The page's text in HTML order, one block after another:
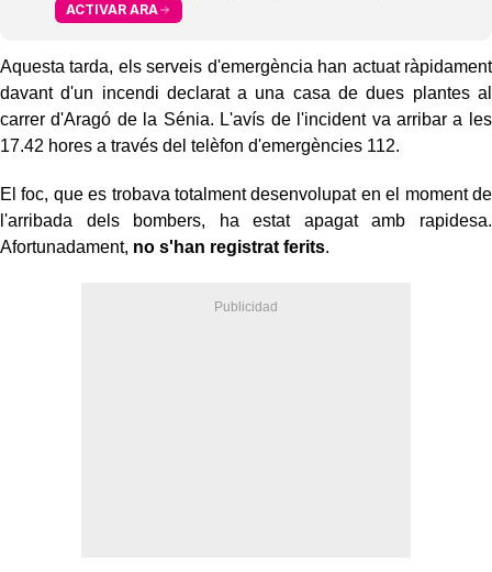
ACTIVAR ARA
Aquesta tarda, els serveis d'emergència han actuat ràpidament
davant d'un incendi declarat a una casa de dues plantes al
carrer d'Aragó de la Sénia. L'avís de l'incident va arribar a les
17.42 hores a través del telèfon d'emergències 112.
El foc, que es trobava totalment desenvolupat en el moment de
l'arribada dels bombers, ha estat apagat amb rapidesa.
Afortunadament, no s'han registrat ferits.